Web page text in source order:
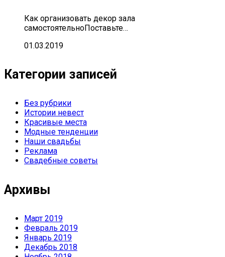
Как организовать декор зала
самостоятельноПоставьте…
01.03.2019
Категории записей
Без рубрики
Истории невест
Красивые места
Модные тенденции
Наши свадьбы
Реклама
Свадебные советы
Архивы
Март 2019
Февраль 2019
Январь 2019
Декабрь 2018